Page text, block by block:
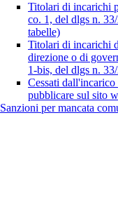
Titolari di incarichi
co. 1, del dlgs n.
tabelle)
Titolari di incarichi
direzione o di
1-bis, del dlgs n.
Cessati
pubblicare sul sito
Sanzioni per mancata